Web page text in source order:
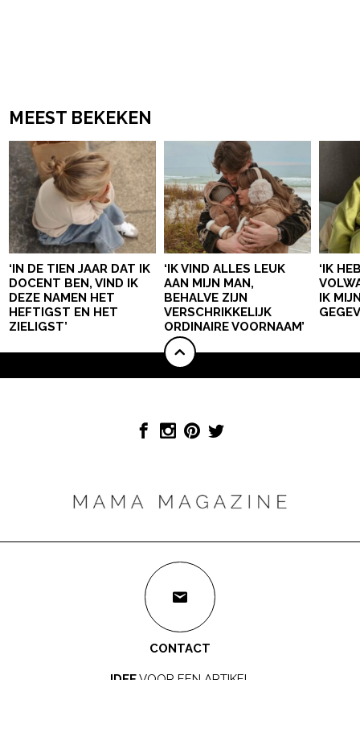
MEEST BEKEKEN
‘IN DE TIEN JAAR DAT IK
DOCENT BEN, VIND IK
DEZE NAMEN HET
HEFTIGST EN HET
ZIELIGST’
‘IK VIND ALLES LEUK
AAN MIJN MAN,
BEHALVE ZIJN
VERSCHRIKKELIJK
ORDINAIRE VOORNAAM’
‘IK
IK
CONTACT
IDEEVOOR EEN ARTIKEL